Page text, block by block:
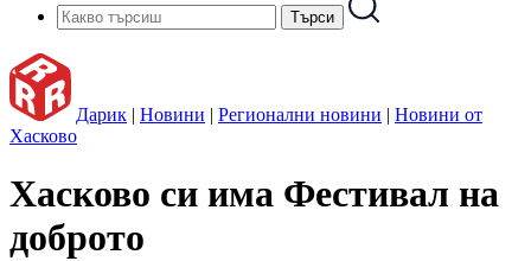
Дарик | Новини | Регионални новини | Новини от
Хасково
Хасково си има Фестивал на
доброто